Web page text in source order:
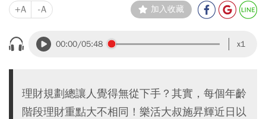
+A -A 加入收藏
00:00/05:48 x1
理財規劃總讓人覺得無從下手？其實，每個年齡
階段理財重點大不相同！樂活大叔施昇輝近日以